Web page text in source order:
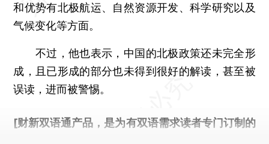
和优势有北极航运、自然资源开发、科学研究以及
气候变化等方面。
不过，他也表示，中国的北极政策还未完全形
成，且已形成的部分也未得到很好的解读，甚至被
误读，进而被警惕。
[财新双语通产品，是为有双语需求读者专门订制的